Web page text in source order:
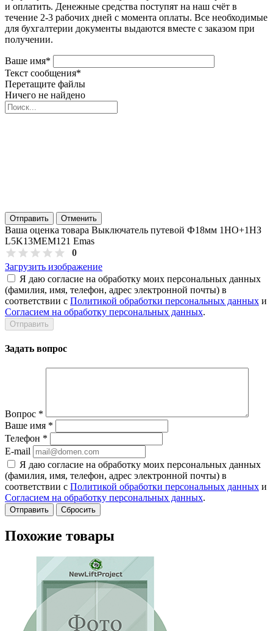
и оплатить. Денежные средства поступят на наш счёт в
течение 2-3 рабочих дней с момента оплаты. Все необходимые
для бухгалтерии документы выдаются вместе с заказом при
получении.
Ваше имя*
Текст сообщения*
Перетащите файлы
Ничего не найдено
Отправить Отменить
Ваша оценка товара Выключатель путевой Ф18мм 1НО+1НЗ
L5K13MEM121 Emas
0
Загрузить изображение
Я даю согласие на обработку моих персональных данных
(фамилия, имя, телефон, адрес электронной почты) в
соответствии с Политикой обработки персональных данных и
Согласием на обработку персональных данных.
Задать вопрос
Вопрос *
Ваше имя *
Телефон *
E-mail
Я даю согласие на обработку моих персональных данных
(фамилия, имя, телефон, адрес электронной почты) в
соответствии с Политикой обработки персональных данных и
Согласием на обработку персональных данных.
Сбросить
Похожие товары